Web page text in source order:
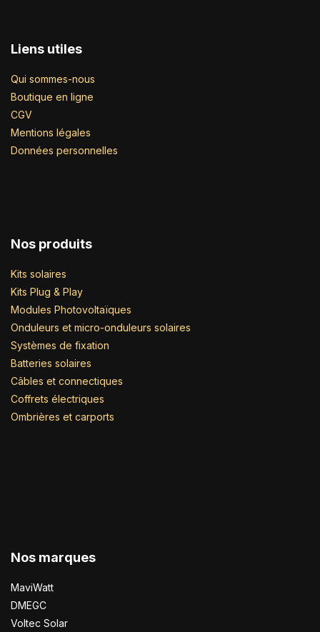
Liens utiles
Qui sommes-nous
Boutique en ligne
CGV
Mentions légales
Données personnelles
Nos produits
Kits solaires
Kits Plug & Play
Modules Photovoltaïques
Onduleurs et micro-onduleurs solaires
Systèmes de fixation
Batteries solaires
Câbles et connectiques
Coffrets électriques
Ombrières et carports
Nos marques
MaviWatt
DMEGC
Voltec Solar